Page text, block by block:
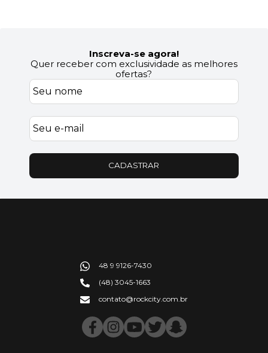
Inscreva-se agora!
Quer receber com exclusividade as melhores
ofertas?
CADASTRAR
48 9 9126-7430
(48) 3045-1663
contato@rockcity.com.br